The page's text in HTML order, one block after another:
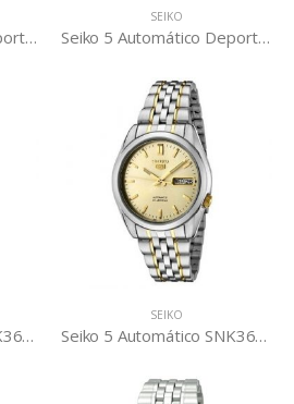
Seiko 5 Automático Deportivo SRPA67K1
SEIKO
Seiko 5 Automático Deportivo SRPA87K1
Seiko 5 Automático SNK363K1
SEIKO
Seiko 5 Automático SNK365K1